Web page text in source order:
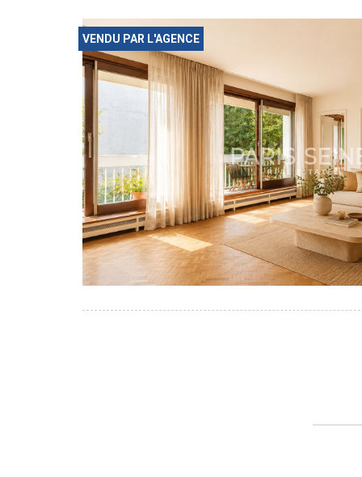
VENDU PAR L'AGENCE